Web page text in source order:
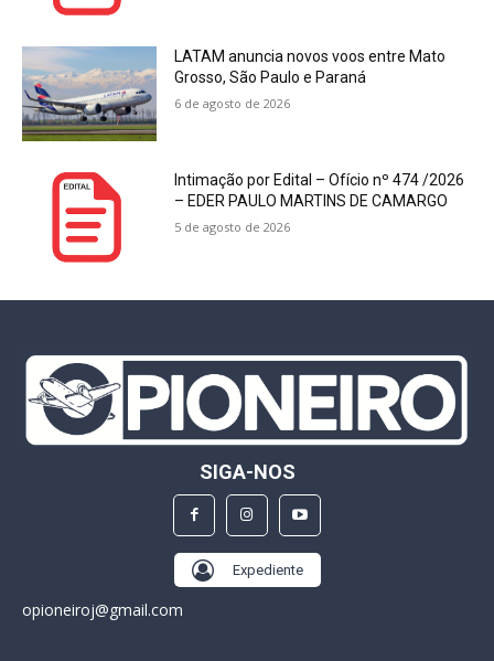
LATAM anuncia novos voos entre Mato
Grosso, São Paulo e Paraná
6 de agosto de 2026
Intimação por Edital – Ofício nº 474 /2026
– EDER PAULO MARTINS DE CAMARGO
5 de agosto de 2026
SIGA-NOS
Expediente
opioneiroj@gmail.com